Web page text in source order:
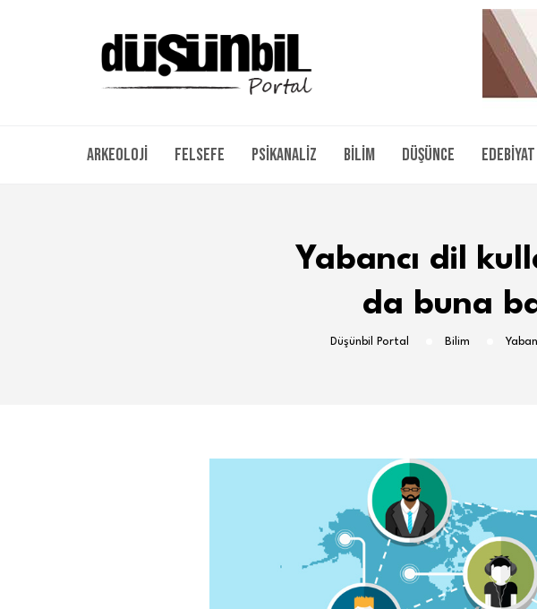
Arkeoloji Felsefe Psikanaliz Bilim Düşünce Edebiyat
Yabancı dil
da buna
Düşünbil Portal Bilim